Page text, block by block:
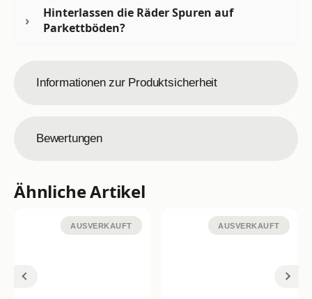
Hinterlassen die Räder Spuren auf
Parkettböden?
Informationen zur Produktsicherheit
Bewertungen
Ähnliche Artikel
AUSVERKAUFT AUSVERKAUFT